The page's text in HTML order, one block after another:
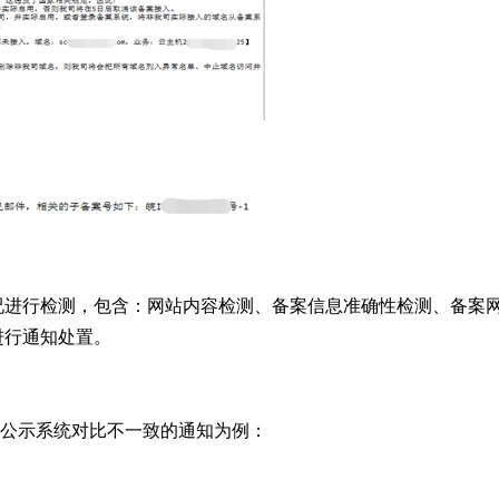
行检测，包含：网站内容检测、备案信息准确性检测、备案
通知处置。
示系统对比不一致的通知为例：